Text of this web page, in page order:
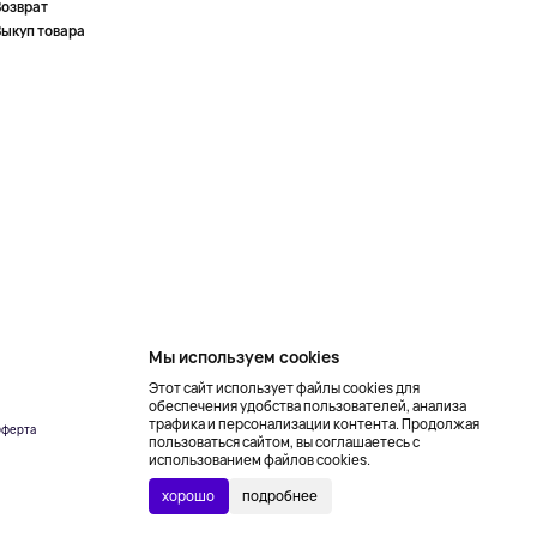
товара
Создание сайта –
NetLab
Мы используем cookies
Этот сайт использует файлы cookies для
обеспечения удобства пользователей, анализа
трафика и персонализации контента. Продолжая
пользоваться сайтом, вы соглашаетесь с
использованием файлов cookies.
хорошо подробнее